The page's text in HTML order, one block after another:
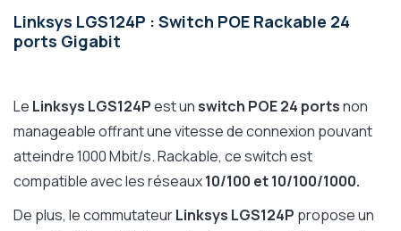
Linksys LGS124P : Switch POE Rackable 24
ports Gigabit
Le Linksys LGS124Pest unswitch POE 24 portsnon
manageable offrant une vitesse de connexion pouvant
atteindre 1000 Mbit/s. Rackable, ce switch est
compatible avec les réseaux10/100 et 10/100/1000.
De plus, le commutateurLinksys LGS124P propose un